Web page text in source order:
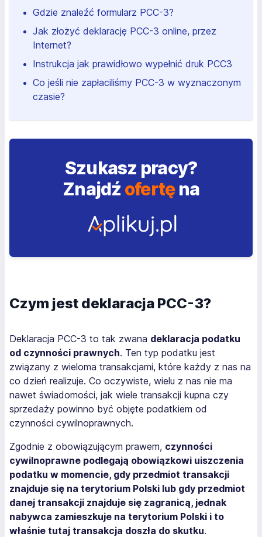
Gdzie znaleźć formularz PCC-3?
Jak złożyć deklarację PCC-3 online, przez
Internet?
Instrukcja jak prawidłowo wypełnić druk PCC3
Co jeśli nie zapłaciliśmy PCC-3 w wyznaczonym
czasie?
Szukasz pracy?
Znajdź ofertęna
Czym jest deklaracja PCC-3?
Deklaracja PCC-3 to tak zwana deklaracja podatku
od czynności prawnych. Ten typ podatku jest
związany z wieloma transakcjami, które każdy z nas na
co dzień realizuje. Co oczywiste, wielu z nas nie ma
nawet świadomości, jak wiele transakcji kupna czy
sprzedaży powinno być objęte podatkiem od
czynności cywilnoprawnych.
Zgodnie z obowiązującym prawem, czynności
cywilnoprawne podlegają obowiązkowi uiszczenia
podatku w momencie, gdy przedmiot transakcji
znajduje się na terytorium Polski lub gdy przedmiot
danej transakcji znajduje się zagranicą, jednak
nabywca zamieszkuje na terytorium Polski i to
właśnie tutaj transakcja doszła do skutku.